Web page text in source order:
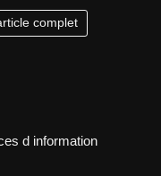
complet
d information